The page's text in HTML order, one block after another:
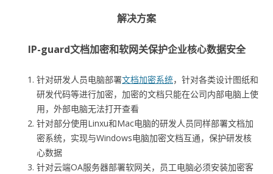
解决方案
IP-guard文档加密和软网关保护企业核心数据安全
针对研发人员电脑部署文档加密系统，针对各类设计图纸和
研发代码等进行加密，加密的文档只能在公司内部电脑上使
用，外部电脑无法打开查看
针对部分使用Linxu和Mac电脑的研发人员同样部署文档加
密系统，实现与Windows电脑加密文档互通，保护研发核
心数据
针对云端OA服务器部署软网关，员工电脑必须安装加密客